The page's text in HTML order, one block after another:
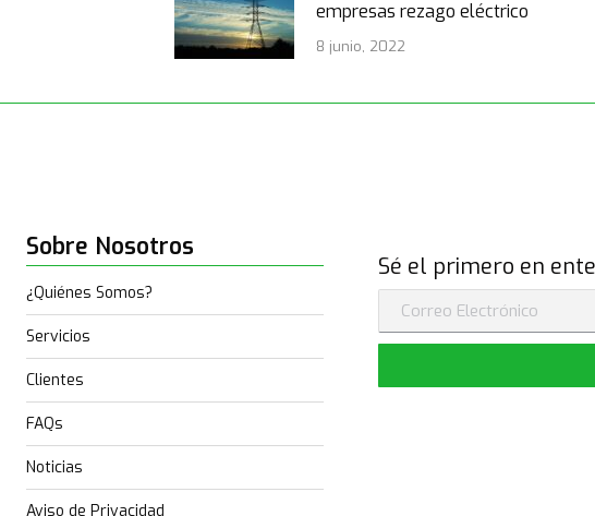
empresas rezago eléctrico
8 junio, 2022
Sobre Nosotros
¿Quiénes Somos?
Servicios
Clientes
FAQs
Noticias
Aviso de Privacidad
Sé el primero en